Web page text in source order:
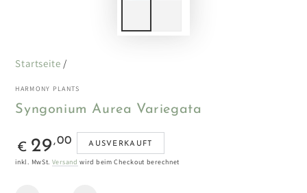
Startseite /
HARMONY PLANTS
Syngonium Aurea Variegata
Regulärer
Preis
€ 29 ,00 AUSVERKAUFT
inkl. MwSt. Versand wird beim Checkout berechnet